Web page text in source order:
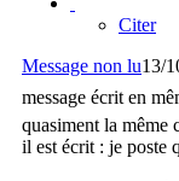
Citer
Message non lu13/
message écrit en
quasiment la même
il est écrit : je poste